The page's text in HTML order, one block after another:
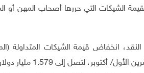
الشيكات التي حررها أصحاب المهن أو
انخفاض قيمة الشيكات المتداولة
بنسبة 26%